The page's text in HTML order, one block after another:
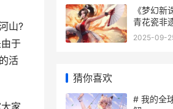
山?
于
活
《梦幻新
青花瓷非
铸战甲今
2025-09-
猜你喜欢
# 我的全